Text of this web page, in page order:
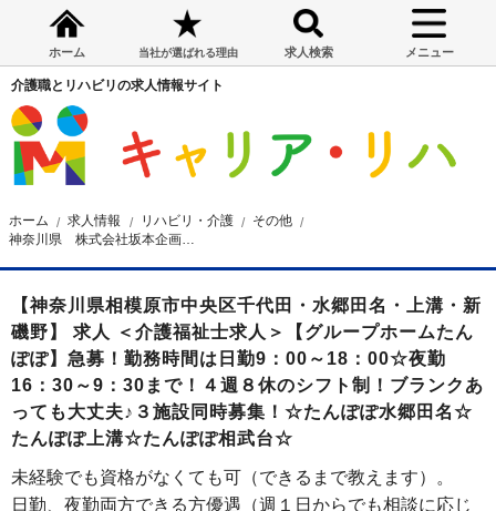
ホーム 当社が選ばれる理由 求人検索 メニュー
介護職とリハビリの求人情報サイト
ホーム 求人情報 リハビリ・介護
その他
【神奈川県相模原市中央区千代田・水郷田名・上溝・新
磯野】 求人 ＜介護福祉士求人＞【グループホームたん
ぽぽ】急募！勤務時間は日勤9：00～18：00☆夜勤
16：30～9：30まで！４週８休のシフト制！ブランクあ
っても大丈夫♪３施設同時募集！☆たんぽぽ水郷田名☆
たんぽぽ上溝☆たんぽぽ相武台☆
未経験でも資格がなくても可（できるまで教えます）。
日勤、夜勤両方できる方優遇（週１日からでも相談に応じ